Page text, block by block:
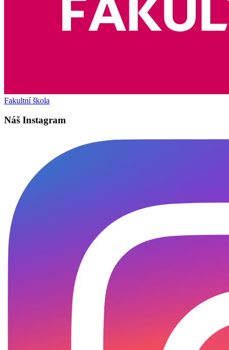
Fakultní škola
Náš Instagram